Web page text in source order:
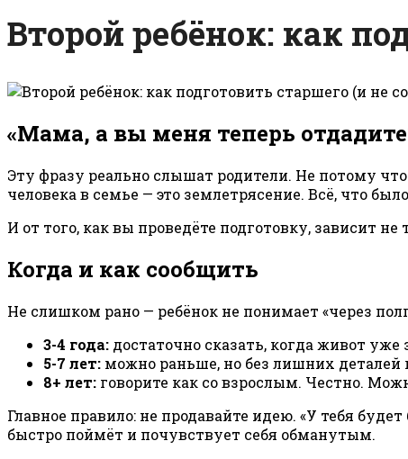
Второй ребёнок: как
«Мама, а вы меня теперь
Эту фразу реально слышат родители. Не потому
человека в семье — это землетрясение. Всё, что
И от того, как вы проведёте подготовку, зависит
Когда и как сообщить
Не слишком рано — ребёнок не понимает «через
3-4 года: достаточно сказать, когда живот
5-7 лет: можно раньше, но без лишних деталей
8+ лет: говорите как со взрослым. Честно.
Главное правило: не продавайте идею. «У тебя
быстро поймёт и почувствует себя обманутым.